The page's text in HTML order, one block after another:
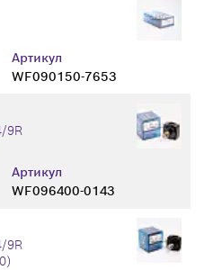
Артикул
WF090150-7653
Артикул
WF096400-0143
9R
9R